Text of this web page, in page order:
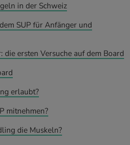
in der Schweiz
SUP für Anfänger und
ersten Versuche auf dem Board
erlaubt?
mitnehmen?
die Muskeln?